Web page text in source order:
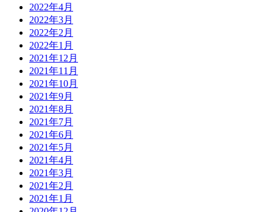
2022年4月
2022年3月
2022年2月
2022年1月
2021年12月
2021年11月
2021年10月
2021年9月
2021年8月
2021年7月
2021年6月
2021年5月
2021年4月
2021年3月
2021年2月
2021年1月